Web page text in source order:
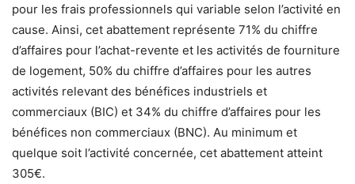
pour les frais professionnels qui variable selon l’activité en
cause. Ainsi, cet abattement représente 71% du chiffre
d’affaires pour l’achat-revente et les activités de fourniture
de logement, 50% du chiffre d’affaires pour les autres
activités relevant des bénéfices industriels et
commerciaux (BIC) et 34% du chiffre d’affaires pour les
bénéfices non commerciaux (BNC). Au minimum et
quelque soit l’activité concernée, cet abattement atteint
305€.